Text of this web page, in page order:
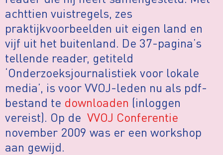
achttien vuistregels, zes
praktijkvoorbeelden uit eigen land en
vijf uit het buitenland. De 37-pagina’s
tellende reader, getiteld
‘Onderzoeksjournalistiek voor lokale
media’, is voor VVOJ-leden nu als pdf-
bestand te downloaden (inloggen
vereist). Op de VVOJ Conferentie
november 2009 was er een workshop
aan gewijd.